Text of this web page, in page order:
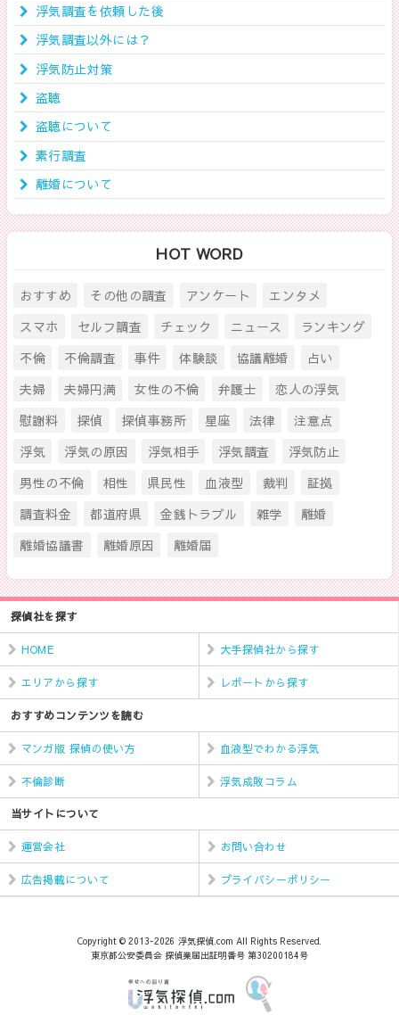
浮気調査を依頼した後
浮気調査以外には？
浮気防止対策
盗聴
盗聴について
素行調査
離婚について
HOT WORD
おすすめ その他の調査 アンケート
エンタメ
スマホ
セルフ調査 チェック ニュース
ランキング
不倫
不倫調査 事件 体験談 協議離婚
占い
夫婦
夫婦円満 女性の不倫 弁護士
恋人の浮気
慰謝料
探偵 探偵事務所 星座 法律
注意点
浮気
浮気の原因 浮気相手 浮気調査
浮気防止
男性の不倫
相性 県民性 血液型 裁判
証拠
調査料金
都道府県 金銭トラブル 雑学
離婚
離婚協議書
離婚原因 離婚届
探偵社を探す
HOME 大手探偵社から探す
エリアから探す レポートから探す
おすすめコンテンツを読む
マンガ版 探偵の使い方 血液型でわかる浮気
不倫診断 浮気成敗コラム
当サイトについて
運営会社 お問い合わせ
広告掲載について プライバシーポリシー
Copyright © 2013-2026 浮気探偵.com All Rights Reserved.
東京都公安委員会 探偵業届出証明番号 第30200184号